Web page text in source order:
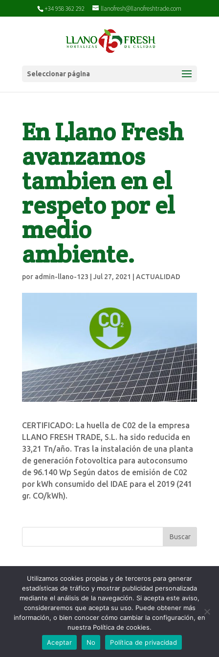
+34 958 362 292 llanofresh@llanofreshtrade.com
Seleccionar página
En Llano Fresh
avanzamos
tambien en el
respeto por el
medio
ambiente.
por admin-llano-123 Jul 27, 2021 ACTUALIDAD
CERTIFICADO: La huella de C02 de la empresa
LLANO FRESH TRADE, S.L. ha sido reducida en
33,21 Tn/año. Tras la instalación de una planta
de generación fotovoltica para autoconsumo
de 96.140 Wp Según datos de emisión de C02
por kWh consumido del IDAE para el 2019 (241
gr. CO/kWh).
Aviso Legal
Política de Privacidad
Política de Cookies
LLANO FRESH TRADE
Utilizamos cookies propias y de terceros para generar
estadísticas de tráfico y mostrar publicidad personalizada
mediante el análisis de la navegación. Si acepta este aviso,
consideraremos que acepta su uso. Puede obtener más
información, o bien conocer cómo cambiar la configuración, en
nuestra Política de cookies.
Aceptar
No Política de privacidad